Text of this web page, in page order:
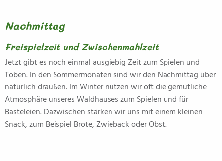
Nachmittag
Freispielzeit und Zwischenmahlzeit
Jetzt gibt es noch einmal ausgiebig Zeit zum Spielen und
Toben. In den Sommermonaten sind wir den Nachmittag über
natürlich draußen. Im Winter nutzen wir oft die gemütliche
Atmosphäre unseres Waldhauses zum Spielen und für
Basteleien. Dazwischen stärken wir uns mit einem kleinen
Snack, zum Beispiel Brote, Zwieback oder Obst.